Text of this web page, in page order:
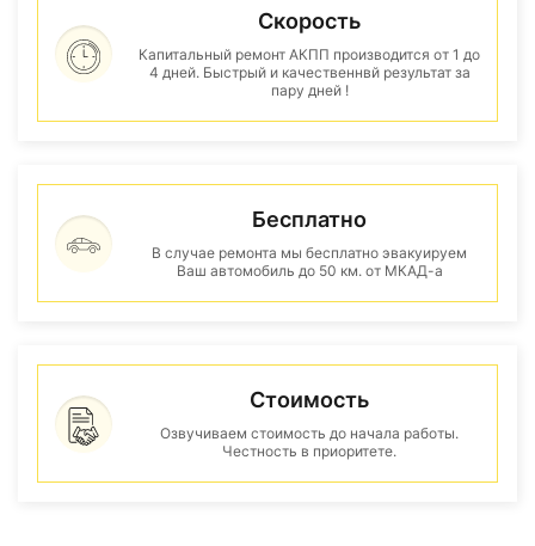
Скорость
Капитальный ремонт АКПП производится от 1 до
4 дней. Быстрый и качественнвй результат за
пару дней !
Бесплатно
В случае ремонта мы бесплатно эвакуируем
Ваш автомобиль до 50 км. от МКАД-а
Стоимость
Озвучиваем стоимость до начала работы.
Честность в приоритете.